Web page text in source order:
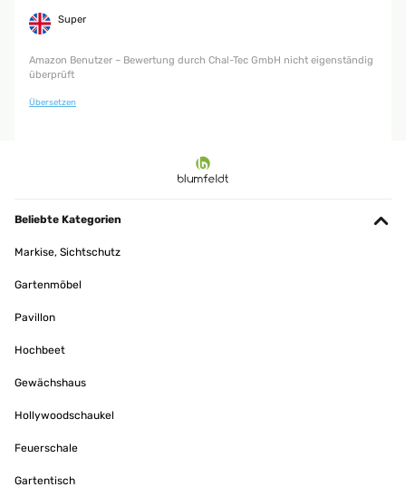
Super
Amazon Benutzer – Bewertung durch Chal-Tec GmbH nicht eigenständig
überprüft
Übersetzen
Beliebte Kategorien
Markise, Sichtschutz
Gartenmöbel
Pavillon
Hochbeet
Gewächshaus
Hollywoodschaukel
Feuerschale
Gartentisch